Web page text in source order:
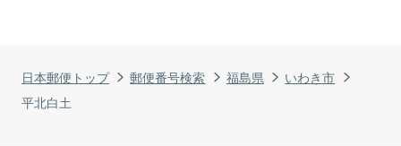
日本郵便トップ 郵便番号検索 福島県
いわき市
平北白土